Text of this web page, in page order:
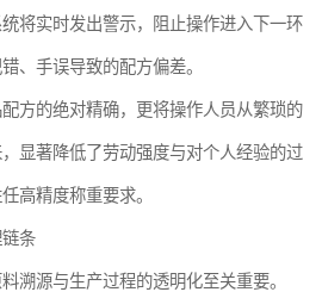
将实时发出警示，阻止操作进入下一环
、手误导致的配方偏差。
方的绝对精确，更将操作人员从繁琐的
显著降低了劳动强度与对个人经验的过
高精度称重要求。
条
溯源与生产过程的透明化至关重要。